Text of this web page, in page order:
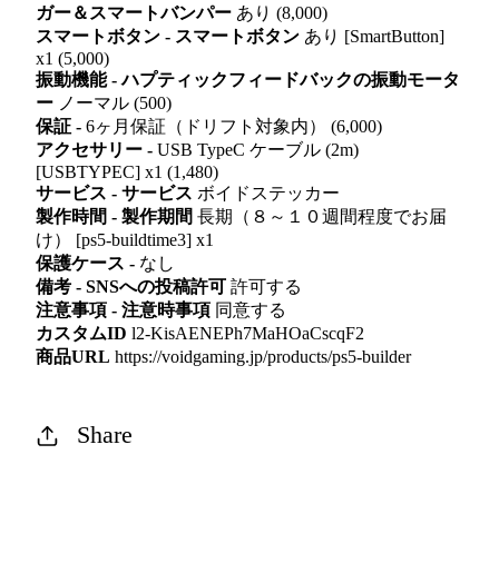
ガー＆スマートバンパー あり (8,000)
スマートボタン - スマートボタン あり [SmartButton]
x1 (5,000)
振動機能 - ハプティックフィードバックの振動モータ
ー ノーマル (500)
保証 - 6ヶ月保証（ドリフト対象内） (6,000)
アクセサリー - USB TypeC ケーブル (2m)
[USBTYPEC] x1 (1,480)
サービス - サービス ボイドステッカー
製作時間 - 製作期間 長期（８～１０週間程度でお届
け） [ps5-buildtime3] x1
保護ケース - なし
備考 - SNSへの投稿許可 許可する
注意事項 - 注意時事項 同意する
カスタムID l2-KisAENEPh7MaHOaCscqF2
商品URL https://voidgaming.jp/products/ps5-builder
Share